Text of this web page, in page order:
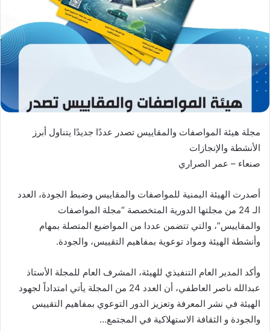
مجلة هيئة المواصفات والمقاييس تصدر عددًا جديدًا يتناول أبرز
الأنشطة والإنجازات
​صنعاء – عمر الصراري
​أصدرت الهيئة اليمنية للمواصفات والمقاييس وضبط الجودة، العدد
الـ 24 من مجلتها الدورية المتخصصة “مجلة المواصفات
والمقاييس”، والتي تتضمن عددا من المواضيع المتصلة بمهام
وأنشطة الهيئة ومواد توعوية بمفاهيم التقييس، والجودة.
​وأكد المدير العام التنفيذي للهيئة، المشرف العام للمجلة الأستاذ
عبدالله ناصر العاطفي، أن العدد 24 من المجلة يأتي امتداداً لجهود
الهيئة في نشر المعرفة وتعزيز الدور التوعوي بمفاهيم التقييس
والجودة و الثقافة الاستهلاكية في المجتمع…